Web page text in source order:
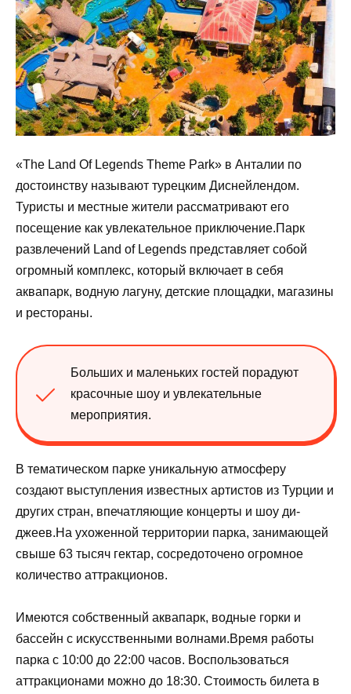
«The Land Of Legends Theme Park» в Анталии по
достоинству называют турецким Диснейлендом.
Туристы и местные жители рассматривают его
посещение как увлекательное приключение.Парк
развлечений Land of Legends представляет собой
огромный комплекс, который включает в себя
аквапарк, водную лагуну, детские площадки, магазины
и рестораны.
Больших и маленьких гостей порадуют
красочные шоу и увлекательные
мероприятия.
В тематическом парке уникальную атмосферу
создают выступления известных артистов из Турции и
других стран, впечатляющие концерты и шоу ди-
джеев.На ухоженной территории парка, занимающей
свыше 63 тысяч гектар, сосредоточено огромное
количество аттракционов.
Имеются собственный аквапарк, водные горки и
бассейн с искусственными волнами.Время работы
парка с 10:00 до 22:00 часов. Воспользоваться
аттракционами можно до 18:30. Стоимость билета в